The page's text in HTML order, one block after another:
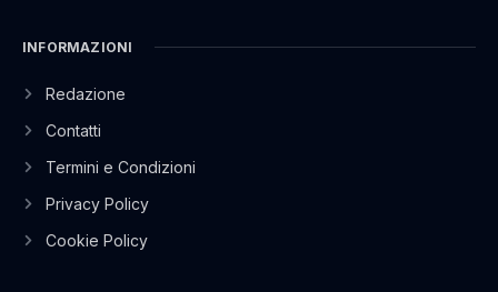
INFORMAZIONI
Redazione
Contatti
Termini e Condizioni
Privacy Policy
Cookie Policy